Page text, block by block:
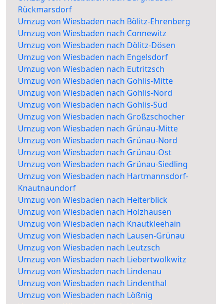
Rückmarsdorf
Umzug von Wiesbaden nach Bölitz-Ehrenberg
Umzug von Wiesbaden nach Connewitz
Umzug von Wiesbaden nach Dölitz-Dösen
Umzug von Wiesbaden nach Engelsdorf
Umzug von Wiesbaden nach Eutritzsch
Umzug von Wiesbaden nach Gohlis-Mitte
Umzug von Wiesbaden nach Gohlis-Nord
Umzug von Wiesbaden nach Gohlis-Süd
Umzug von Wiesbaden nach Großzschocher
Umzug von Wiesbaden nach Grünau-Mitte
Umzug von Wiesbaden nach Grünau-Nord
Umzug von Wiesbaden nach Grünau-Ost
Umzug von Wiesbaden nach Grünau-Siedling
Umzug von Wiesbaden nach Hartmannsdorf-
Knautnaundorf
Umzug von Wiesbaden nach Heiterblick
Umzug von Wiesbaden nach Holzhausen
Umzug von Wiesbaden nach Knautkleehain
Umzug von Wiesbaden nach Lausen-Grünau
Umzug von Wiesbaden nach Leutzsch
Umzug von Wiesbaden nach Liebertwolkwitz
Umzug von Wiesbaden nach Lindenau
Umzug von Wiesbaden nach Lindenthal
Umzug von Wiesbaden nach Lößnig